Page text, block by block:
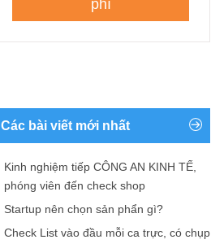
Các bài viết mới nhất
Kinh nghiệm tiếp CÔNG AN KINH TẾ,
phóng viên đến check shop
Startup nên chọn sản phẩn gì?
Check List vào đầu mỗi ca trực, có chụp